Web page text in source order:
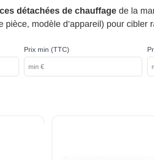
détachées de chauffage de la
pièce, modèle d’appareil) pour cibler
Prix min (TTC)